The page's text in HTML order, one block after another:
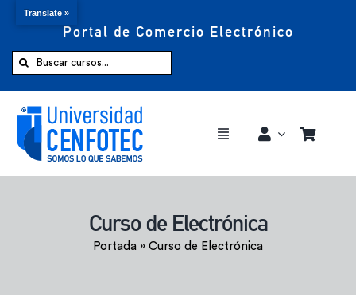
Portal de Comercio Electrónico
Buscar:
Toggle
Comprar ahora
Curso de Electrónica
Portada » Curso de Electrónica
Translate »